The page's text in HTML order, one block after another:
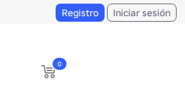
Registro Iniciar sesión
0